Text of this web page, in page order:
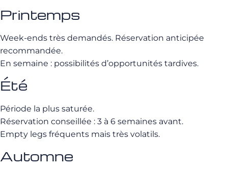
Printemps
Week-ends très demandés. Réservation anticipée
recommandée.
En semaine : possibilités d’opportunités tardives.
Été
Période la plus saturée.
Réservation conseillée : 3 à 6 semaines avant.
Empty legs fréquents mais très volatils.
Automne